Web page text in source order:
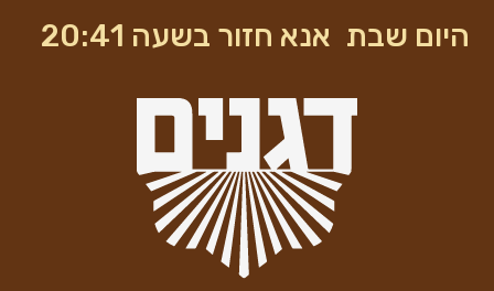
היום שבת אנא חזור בשעה 20:41